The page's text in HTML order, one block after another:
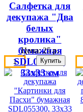
Салфетка для
декупажа "Два
белых
кролика"
бумажная
SDL054700,
33х33 см
Цена:25 р.